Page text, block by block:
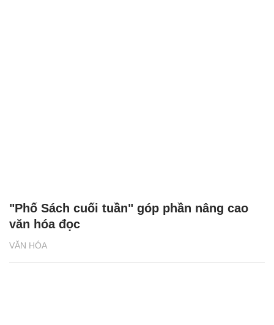
VĂN HÓA
"Phố Sách cuối tuần" góp phần nâng cao
văn hóa đọc